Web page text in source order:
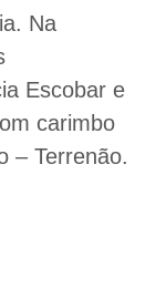
Na
Escobar e
carimbo
– Terrenão.